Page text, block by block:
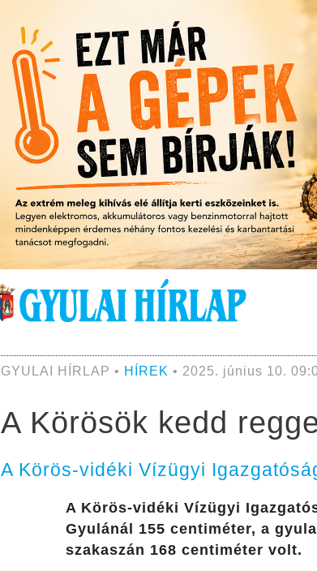
GYULAI HÍRLAP • HÍREK • 2025. június 10.
A Körösök kedd
A Körös-vidéki Vízügyi
A Körös-vidéki Vízügyi
Gyulánál 155 centiméter, a
szakaszán 168 centiméter volt.